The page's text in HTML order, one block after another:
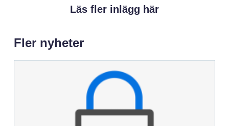
Läs fler inlägg här
Fler nyheter